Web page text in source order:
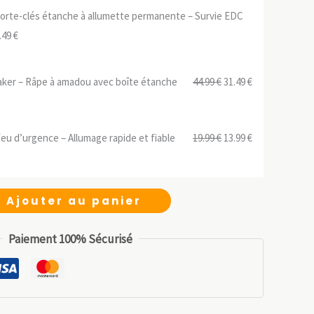
clés étanche à allumette permanente – Survie EDC
€Le
actuel
– Râpe à amadou avec boîte étanche 44.99€Le
était :
31.49€Le
est :
d’urgence – Allumage rapide et fiable 19.99€ Le
13.99€Le
Ajouter au panier
Paiement 100% Sécurisé